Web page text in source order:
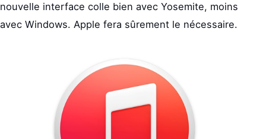
nouvelle interface colle bien avec Yosemite, moins
avec Windows. Apple fera sûrement le nécessaire.